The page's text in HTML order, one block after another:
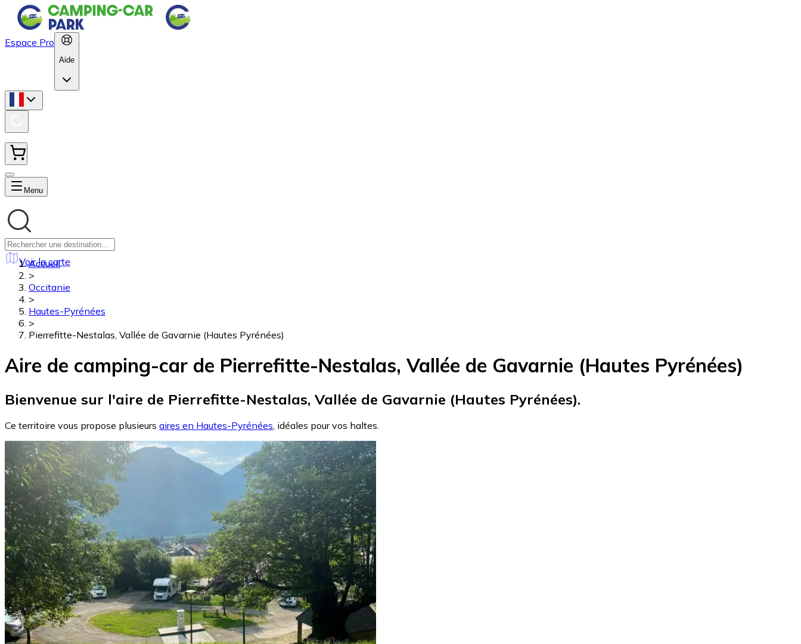
Espace Pro
Aide
Menu
Voir la carte
Accueil
>
Occitanie
>
Hautes-Pyrénées
>
Pierrefitte-Nestalas, Vallée de Gavarnie (Hautes Pyrénées)
Aire de camping-car de Pierrefitte-Nestalas, Vallée de Gavarnie (Hautes Pyrénées)
Bienvenue sur l'aire de Pierrefitte-Nestalas, Vallée de Gavarnie (Hautes Pyrénées).
Ce territoire vous propose plusieurs aires en Hautes-Pyrénées, idéales pour vos haltes.